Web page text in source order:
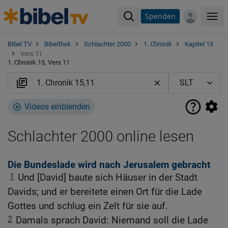
Spenden
Bibel TV Bibelthek Schlachter 2000 1. Chronik
Kapitel 15
Vers 11
1. Chronik 15, Vers 11
Videos einblenden
Schlachter 2000 online lesen
Die Bundeslade wird nach Jerusalem gebracht
1
Und [David] baute sich Häuser in der Stadt
Davids; und er bereitete einen Ort für die Lade
Gottes und schlug ein Zelt für sie auf.
2 Damals sprach David: Niemand soll die Lade